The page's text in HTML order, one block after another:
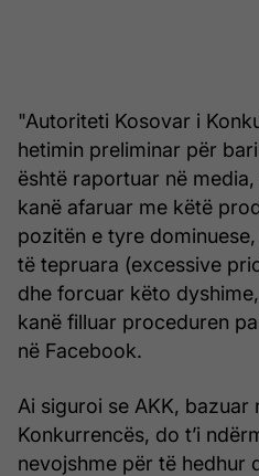
"Autoriteti Kosovar i
hetimin preliminar për
është raportuar në
kanë afaruar me këtë
pozitën e tyre
të tepruara (excessive
dhe forcuar këto
kanë filluar proceduren
në Facebook.
Ai siguroi se AKK,
Konkurrencës, do t’i
nevojshme për të hedhur